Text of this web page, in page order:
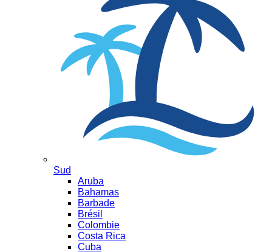
Sud
Aruba
Bahamas
Barbade
Brésil
Colombie
Costa Rica
Cuba